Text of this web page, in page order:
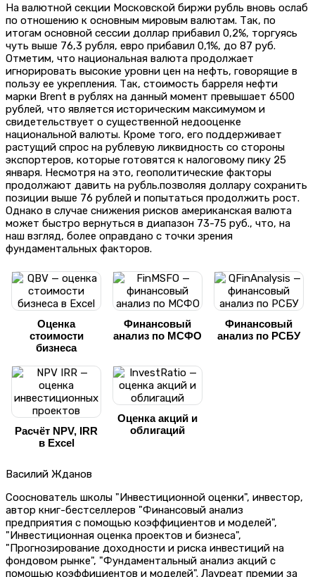
На валютной секции Московской биржи рубль вновь ослаб
по отношению к основным мировым валютам. Так, по
итогам основной сессии доллар прибавил 0,2%, торгуясь
чуть выше 76,3 рубля, евро прибавил 0,1%, до 87 руб.
Отметим, что национальная валюта продолжает
игнорировать высокие уровни цен на нефть, говорящие в
пользу ее укрепления. Так, стоимость барреля нефти
марки Brent в рублях на данный момент превышает 6500
рублей, что является историческим максимумом и
свидетельствует о существенной недооценке
национальной валюты. Кроме того, его поддерживает
растущий спрос на рублевую ликвидность со стороны
экспортеров, которые готовятся к налоговому пику 25
января. Несмотря на это, геополитические факторы
продолжают давить на рубль.позволяя доллару сохранить
позиции выше 76 рублей и попытаться продолжить рост.
Однако в случае снижения рисков американская валюта
может быстро вернуться в диапазон 73-75 руб., что, на
наш взгляд, более оправдано с точки зрения
фундаментальных факторов.
Оценка
стоимости
бизнеса
Финансовый
анализ по МСФО
Финансовый
анализ по РСБУ
Расчёт NPV, IRR
в Excel
Оценка акций и
облигаций
Василий Жданов
Сооснователь школы "Инвестиционной оценки", инвестор,
автор книг-бестселлеров "Финансовый анализ
предприятия с помощью коэффициентов и моделей",
"Инвестиционная оценка проектов и бизнеса",
"Прогнозирование доходности и риска инвестиций на
фондовом рынке", "Фундаментальный анализ акций с
помощью коэффициентов и моделей". Лауреат премии за